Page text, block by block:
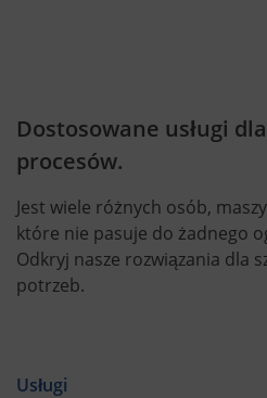
Dostosowane usługi
procesów.
Jest wiele różnych osób,
które nie pasuje do żadnego
Odkryj nasze rozwiązania dla
potrzeb.
Usługi